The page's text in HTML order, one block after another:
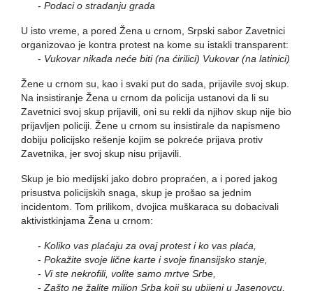
- Podaci o stradanju grada
U isto vreme, a pored Žena u crnom, Srpski sabor Zavetnici
organizovao je kontra protest na kome su istakli transparent:
- Vukovar nikada neće biti (na ćirilici) Vukovar (na latinici)
Žene u crnom su, kao i svaki put do sada, prijavile svoj skup.
Na insistiranje Žena u crnom da policija ustanovi da li su
Zavetnici svoj skup prijavili, oni su rekli da njihov skup nije bio
prijavljen policiji. Žene u crnom su insistirale da napismeno
dobiju policijsko rešenje kojim se pokreće prijava protiv
Zavetnika, jer svoj skup nisu prijavili.
Skup je bio medijski jako dobro propraćen, a i pored jakog
prisustva policijskih snaga, skup je prošao sa jednim
incidentom. Tom prilikom, dvojica muškaraca su dobacivali
aktivistkinjama Žena u crnom:
- Koliko vas plaćaju za ovaj protest i ko vas plaća,
- Pokažite svoje lične karte i svoje finansijsko stanje,
- Vi ste nekrofili, volite samo mrtve Srbe,
-Zašto ne žalite milion Srba koji su ubijeni u Jasenovcu,